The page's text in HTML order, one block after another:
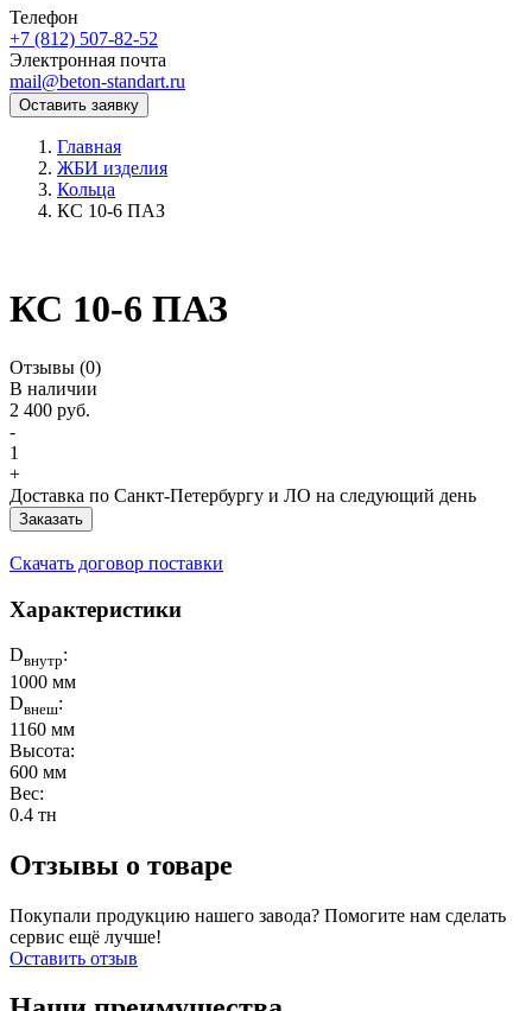
Телефон
+7 (812) 507-82-52
Электронная почта
mail@beton-standart.ru
Оставить заявку
Главная
ЖБИ изделия
Кольца
КС 10-6 ПАЗ
КС 10-6 ПАЗ
Отзывы (0)
В наличии
2 400 руб.
-
1
+
Доставка по Санкт-Петербургу и ЛО на следующий день
Заказать
Скачать договор поставки
Характеристики
Dвнутр:
1000 мм
Dвнеш:
1160 мм
Высота:
600 мм
Вес:
0.4 тн
Отзывы о товаре
Покупали продукцию нашего завода? Помогите нам сделать
сервис ещё лучше!
Оставить отзыв